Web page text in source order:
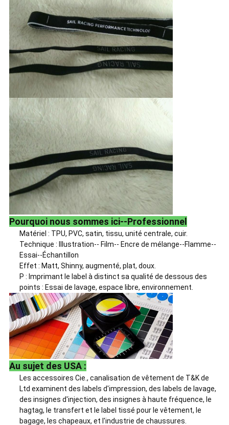
Pourquoi nous sommes ici--Professionnel
Matériel : TPU, PVC, satin, tissu, unité centrale, cuir.
Technique : Illustration-- Film-- Encre de mélange--Flamme--
Essai--Échantillon
Effet : Matt, Shinny, augmenté, plat, doux.
P : Imprimant le label à distinct sa qualité de dessous des
points : Essai de lavage, espace libre, environnement.
Au sujet des USA :
Les accessoires Cie., canalisation de vêtement de T&K de
Ltd examinent des labels d'impression, des labels de lavage,
des insignes d'injection, des insignes à haute fréquence, le
hagtag, le transfert et le label tissé pour le vêtement, le
bagage, les chapeaux, et l'industrie de chaussures.